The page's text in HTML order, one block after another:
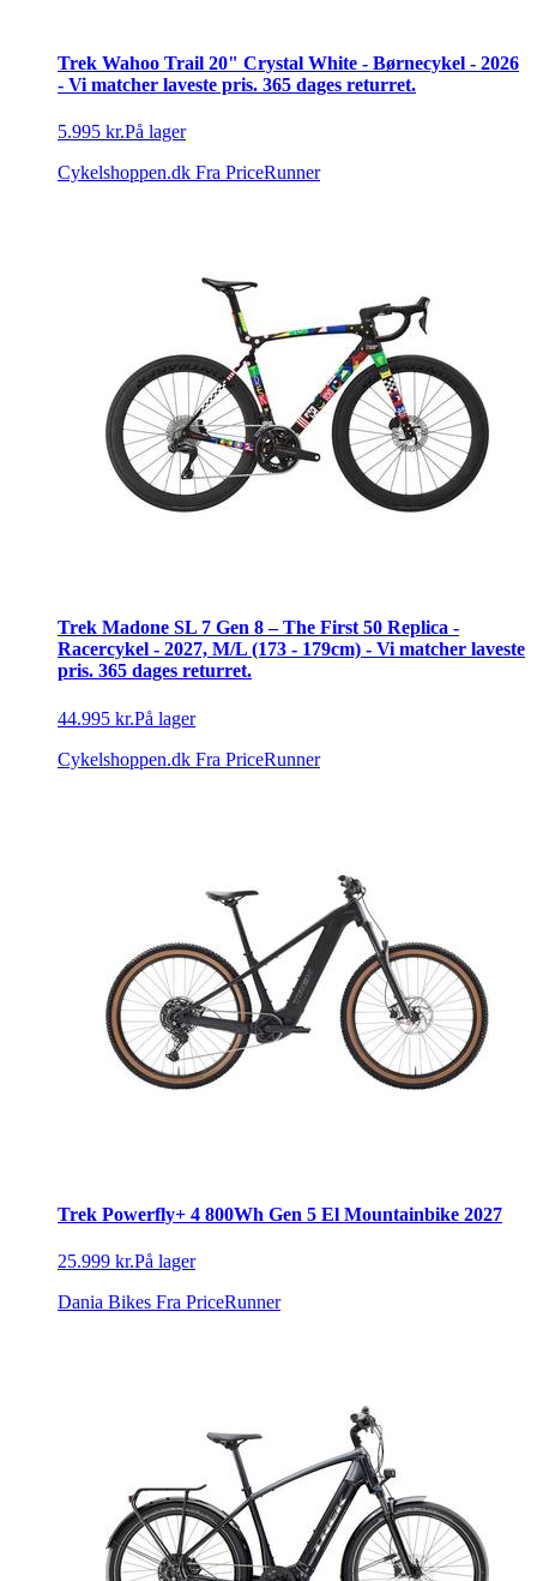
Trek Wahoo Trail 20" Crystal White - Børnecykel - 2026
- Vi matcher laveste pris. 365 dages returret.
5.995 kr.På lager
Cykelshoppen.dk Fra PriceRunner
Trek Madone SL 7 Gen 8 – The First 50 Replica -
Racercykel - 2027, M/L (173 - 179cm) - Vi matcher laveste
pris. 365 dages returret.
44.995 kr.På lager
Cykelshoppen.dk Fra PriceRunner
Trek Powerfly+ 4 800Wh Gen 5 El Mountainbike 2027
25.999 kr.På lager
Dania Bikes Fra PriceRunner